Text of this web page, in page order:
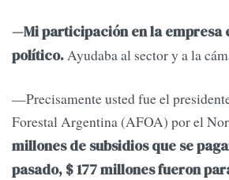
—Mi participación en la empresa
político.Ayudaba al sector y a la
—Precisamente usted fue el
Forestal Argentina (AFOA) por el
millones de subsidios que se
pasado, $ 177 millones fueron